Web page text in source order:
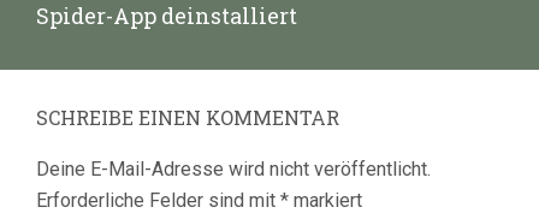
Nächster
Spider-App deinstalliert
SCHREIBE EINEN KOMMENTAR
Deine E-Mail-Adresse wird nicht veröffentlicht.
Erforderliche Felder sind mit * markiert